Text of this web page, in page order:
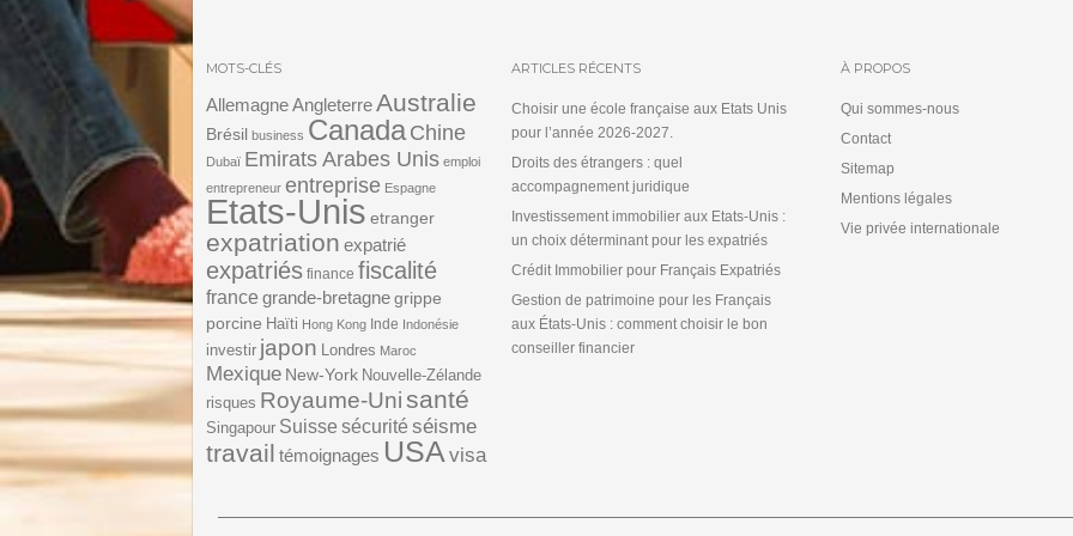
MOTS-CLÉS
AllemagneAngleterreAustralie
Brésil business CanadaChine
Dubaï Emirats Arabes Unis emploi
entrepreneur entreprise Espagne
Etats-Unis etranger
expatriation expatrié
expatriés finance fiscalité
france grande-bretagnegrippe
porcine Haïti Hong Kong Inde Indonésie
investir japon Londres Maroc
Mexique New-York Nouvelle-Zélande
risques Royaume-Unisanté
Singapour Suisse sécurité séisme
travail témoignages USA visa
ARTICLES RÉCENTS
Choisir une école française aux Etats Unis
pour l’année 2026-2027.
Droits des étrangers : quel
accompagnement juridique
Investissement immobilier aux Etats-Unis :
un choix déterminant pour les expatriés
Crédit Immobilier pour Français Expatriés
Gestion de patrimoine pour les Français
aux États-Unis : comment choisir le bon
conseiller financier
À PROPOS
Qui sommes-nous
Contact
Sitemap
Mentions légales
Vie privée internationale